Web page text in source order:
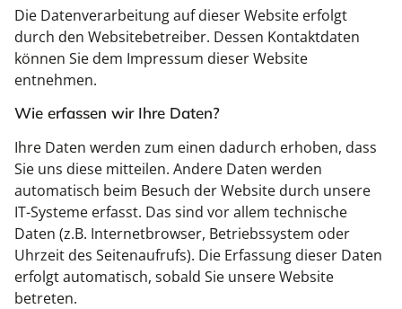
Die Datenverarbeitung auf dieser Website erfolgt
durch den Websitebetreiber. Dessen Kontaktdaten
können Sie dem Impressum dieser Website
entnehmen.
Wie erfassen wir Ihre Daten?
Ihre Daten werden zum einen dadurch erhoben, dass
Sie uns diese mitteilen. Andere Daten werden
automatisch beim Besuch der Website durch unsere
IT-Systeme erfasst. Das sind vor allem technische
Daten (z.B. Internetbrowser, Betriebssystem oder
Uhrzeit des Seitenaufrufs). Die Erfassung dieser Daten
erfolgt automatisch, sobald Sie unsere Website
betreten.